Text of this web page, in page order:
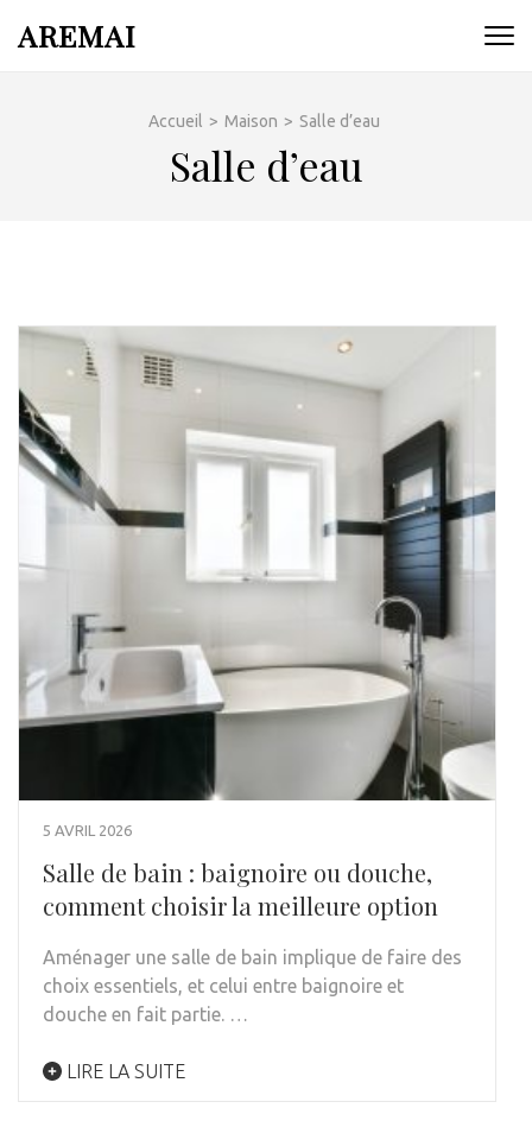
auAREMAI
Accueil > Maison > Salle d’eau
Salle d’eau
5 AVRIL 2026
Salle de bain : baignoire ou douche,
comment choisir la meilleure option
Aménager une salle de bain implique de faire des
choix essentiels, et celui entre baignoire et
douche en fait partie. …
LIRE LA SUITE